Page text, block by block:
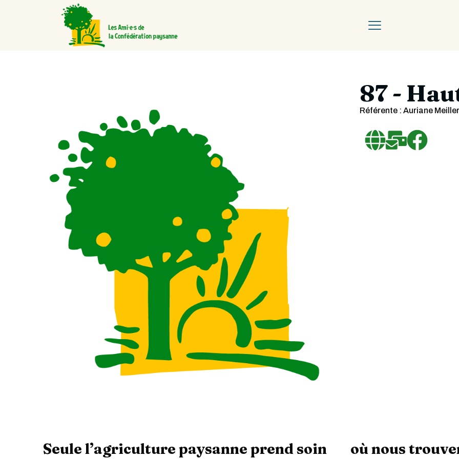
87 -
Référente : Auriane Meiller
Seule l’agriculture paysanne prend soin
où nous